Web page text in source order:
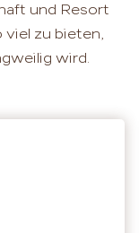
und Resort
viel zu bieten,
wird.